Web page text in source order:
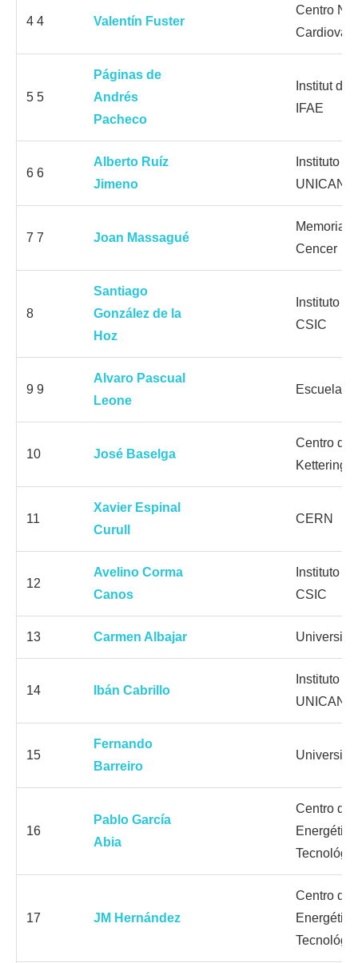
4 4 Valentín Fuster
Centro
5 5
Páginas de
Andrés
Pacheco
Institut de
IFAE
6 6
Alberto Ruíz
Jimeno
Instituto
UNICAN
7 7 Joan Massagué
Memorial
Cencer
8
Santiago
González de la
Hoz
Instituto
CSIC
9 9
Alvaro Pascual
Leone
Escuela
10 José Baselga
Centro de
Kettering
11
Xavier Espinal
Curull
CERN
12
Avelino Corma
Canos
Instituto
CSIC
13 Carmen Albajar
14 Ibán Cabrillo
Instituto
UNICAN
15
Fernando
Barreiro
16
Pablo García
Abia
Centro de
17 JM Hernández
Centro de